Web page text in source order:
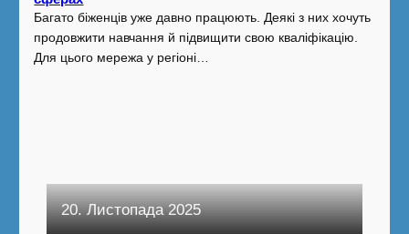
Багато біженців уже давно працюють. Деякі з них хочуть
продовжити навчання й підвищити свою кваліфікацію.
Для цього мережа у регіоні…
20. Листопада 2025